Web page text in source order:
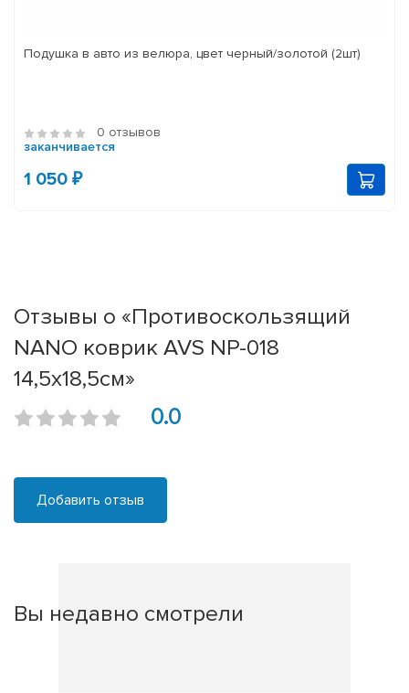
Подушка в авто из велюра, цвет черный/золотой (2шт)
0 отзывов
заканчивается
1 050 ₽
Отзывы о «Противоскользящий
NANO коврик AVS NP-018
14,5х18,5см»
0.0
Добавить отзыв
Вы недавно смотрели